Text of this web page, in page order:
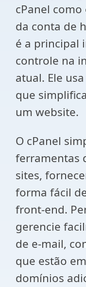
cPanel
da conta de
é a principal
controle na
atual. Ele
que
um website.
O cPanel
ferramentas
sites,
forma fácil
front-end. P
gerencie
de e-mail,
que estão
domínios